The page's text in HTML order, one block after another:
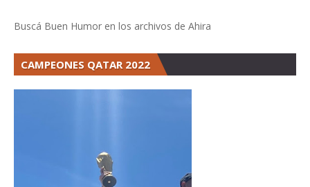
Buscá Buen Humor en los archivos de Ahira
CAMPEONES QATAR 2022